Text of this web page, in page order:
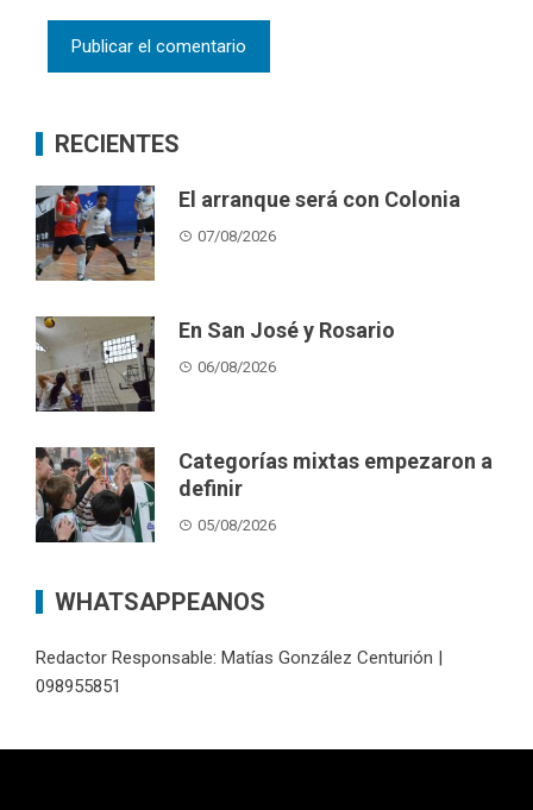
RECIENTES
El arranque será con Colonia
07/08/2026
En San José y Rosario
06/08/2026
Categorías mixtas empezaron a
definir
05/08/2026
WHATSAPPEANOS
Redactor Responsable: Matías González Centurión |
098955851